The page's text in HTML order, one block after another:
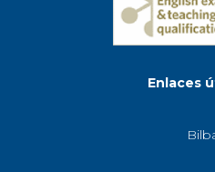
Enlaces